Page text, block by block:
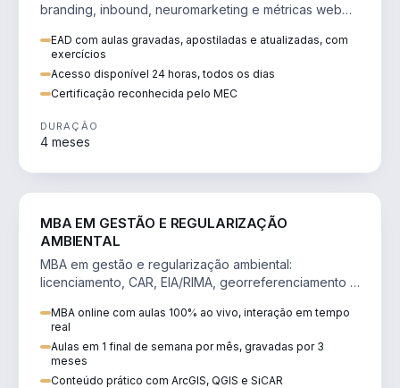
branding, inbound, neuromarketing e métricas web
EAD com aulas gravadas, apostiladas e atualizadas, com
exercícios
Acesso disponível 24 horas, todos os dias
Certificação reconhecida pelo MEC
DURAÇÃO
4 meses
MBA EM GESTÃO E REGULARIZAÇÃO
AMBIENTAL
MBA em gestão e regularização ambiental:
licenciamento, CAR, EIA/RIMA, georreferenciamento e
MBA online com aulas 100% ao vivo, interação em tempo
real
Aulas em 1 final de semana por mês, gravadas por 3
meses
Conteúdo prático com ArcGIS, QGIS e SiCAR